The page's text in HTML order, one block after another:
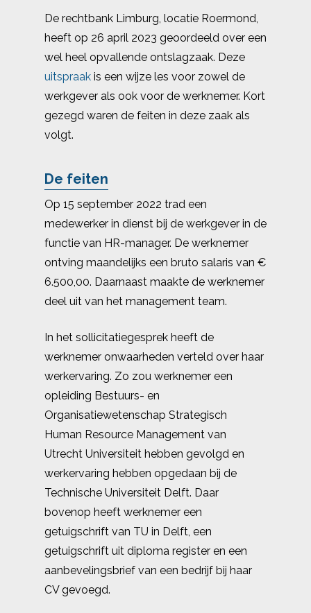
De rechtbank Limburg, locatie Roermond,
heeft op 26 april 2023 geoordeeld over een
wel heel opvallende ontslagzaak. Deze
uitspraak is een wijze les voor zowel de
werkgever als ook voor de werknemer. Kort
gezegd waren de feiten in deze zaak als
volgt.
De feiten
Op 15 september 2022 trad een
medewerker in dienst bij de werkgever in de
functie van HR-manager. De werknemer
ontving maandelijks een bruto salaris van €
6.500,00. Daarnaast maakte de werknemer
deel uit van het management team.
In het sollicitatiegesprek heeft de
werknemer onwaarheden verteld over haar
werkervaring. Zo zou werknemer een
opleiding Bestuurs- en
Organisatiewetenschap Strategisch
Human Resource Management van
Utrecht Universiteit hebben gevolgd en
werkervaring hebben opgedaan bij de
Technische Universiteit Delft. Daar
bovenop heeft werknemer een
getuigschrift van TU in Delft, een
getuigschrift uit diploma register en een
aanbevelingsbrief van een bedrijf bij haar
CV gevoegd.